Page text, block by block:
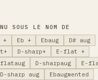
SOUS LE NOM DE
+ Eb + Ebaug
D# aug
D-sharp+
E-flat +
flataug D-sharpaug
E-
D-sharp aug
Ebaugmented